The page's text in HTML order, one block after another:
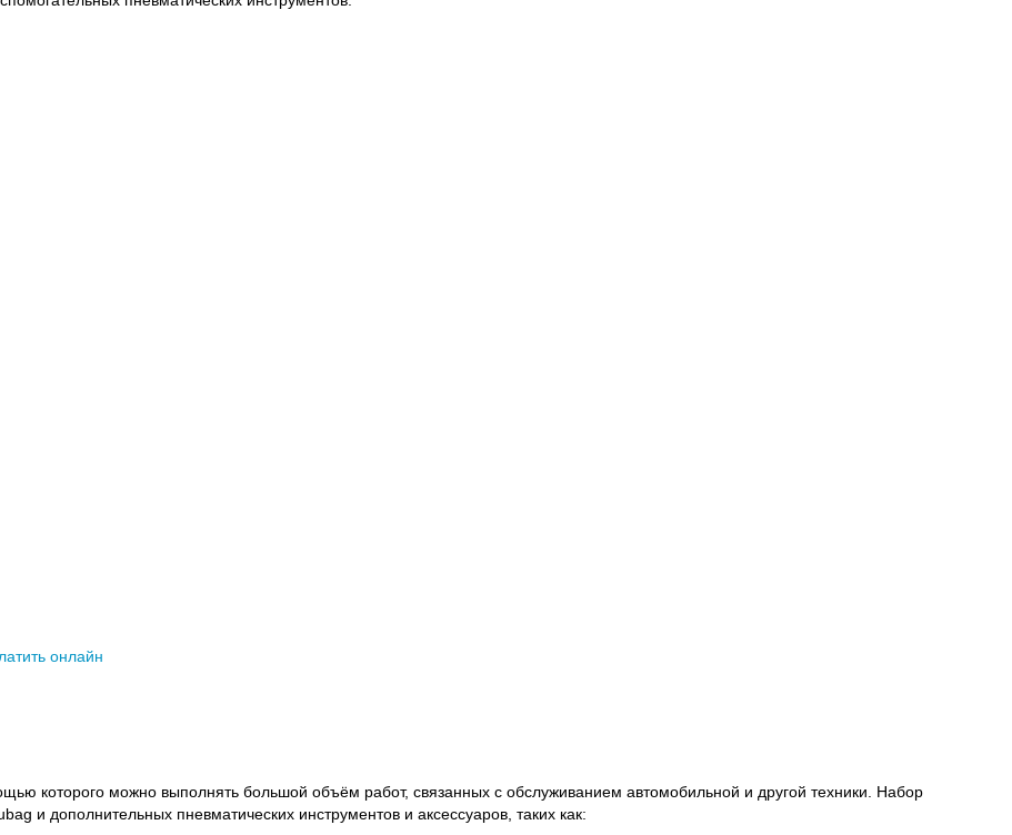
онлайн
которого можно выполнять большой объём работ, связанных с обслуживанием автомобильной и другой техники. Набор
и дополнительных пневматических инструментов и аксессуаров, таких как: